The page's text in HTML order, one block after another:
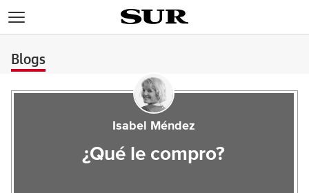
Blogs
Isabel Méndez
¿Qué le compro?